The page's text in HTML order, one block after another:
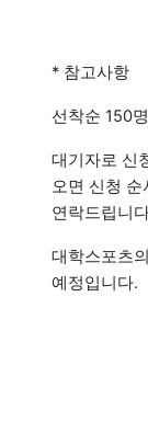
* 참고사항
선착순 150
대기자로 신
오면 신청
연락드립니
대학스포츠
예정입니다.